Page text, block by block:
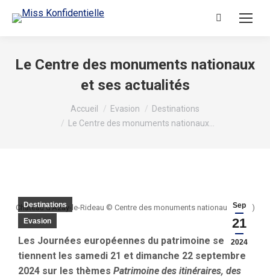
Le Centre des monuments nationaux
et ses actualités
Accueil Evasion
Destinations
Le Centre des monuments nationaux…
Sep
21
2024
Destinations
Evasion
Château d'Azay-le-Rideau © Centre des monuments nationaux (CMN)
Les Journées européennes du patrimoine se
tiennent les samedi 21 et dimanche 22 septembre
2024 sur les thèmes Patrimoine des itinéraires, des